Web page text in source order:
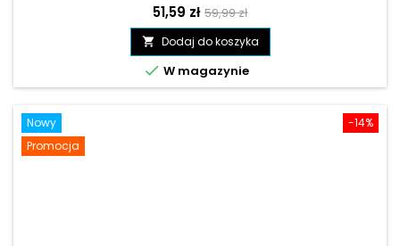
Cena
51,59 zł Cena
podstawowa
59,99 zł
 Dodaj do koszyka
 W magazynie
-14%
Nowy
Promocja